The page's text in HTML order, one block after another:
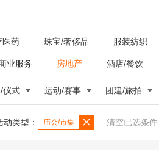
医药 珠宝/奢侈品 服装纺织
业服务 房地产 酒店/餐饮
仪式 运动/赛事 团建/旅拍
动类型： 庙会/市集 清空已选条件